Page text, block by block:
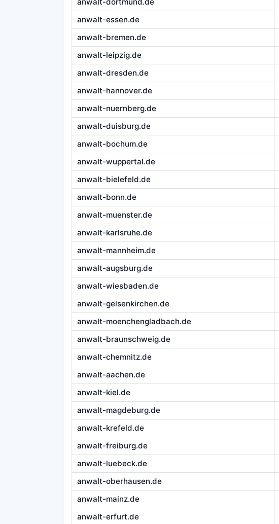
anwalt-dortmund.de
anwalt-essen.de
anwalt-bremen.de
anwalt-leipzig.de
anwalt-dresden.de
anwalt-hannover.de
anwalt-nuernberg.de
anwalt-duisburg.de
anwalt-bochum.de
anwalt-wuppertal.de
anwalt-bielefeld.de
anwalt-bonn.de
anwalt-muenster.de
anwalt-karlsruhe.de
anwalt-mannheim.de
anwalt-augsburg.de
anwalt-wiesbaden.de
anwalt-gelsenkirchen.de
anwalt-moenchengladbach.de
anwalt-braunschweig.de
anwalt-chemnitz.de
anwalt-aachen.de
anwalt-kiel.de
anwalt-magdeburg.de
anwalt-krefeld.de
anwalt-freiburg.de
anwalt-luebeck.de
anwalt-oberhausen.de
anwalt-mainz.de
anwalt-erfurt.de